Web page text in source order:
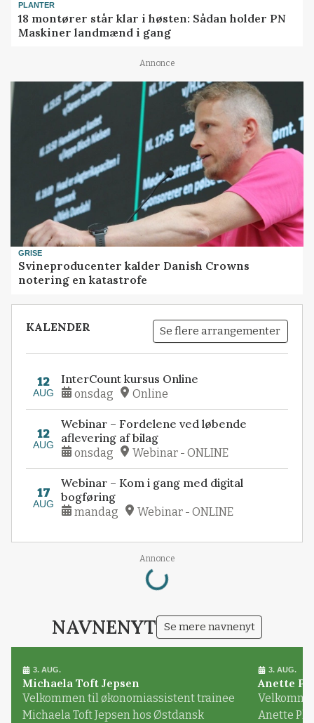
PLANTER
18 montører står klar i høsten: Sådan holder PN
Maskiner landmænd i gang
Annonce
GRISE
Svineproducenter kalder Danish Crowns
notering en katastrofe
KALENDER Se flere arrangementer
12
AUG
InterCount kursus Online
onsdag Online
12
AUG
Webinar – Fordelene ved løbende
aflevering af bilag
onsdag Webinar - ONLINE
17
AUG
Webinar – Kom i gang med digital
bogføring
mandag Webinar - ONLINE
Annonce
Loading...
NAVNENYT Se mere navnenyt
3. AUG.
Michaela Toft Jepsen
Velkommen til økonomiassistent trainee
Michaela Toft Jepsen hos Østdansk
3. AUG.
Anette
Anette